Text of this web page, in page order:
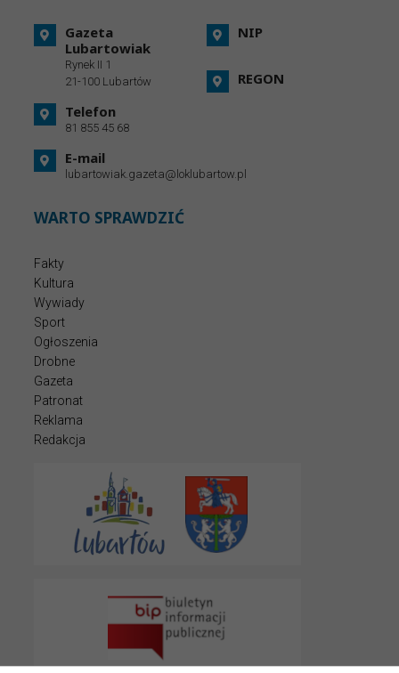
Gazeta
Lubartowiak
Rynek II 1
21-100 Lubartów
Telefon
81 855 45 68
E-mail
lubartowiak.gazeta@loklubartow.pl
NIP
REGON
WARTO SPRAWDZIĆ
Fakty
Kultura
Wywiady
Sport
Ogłoszenia
Drobne
Gazeta
Patronat
Reklama
Redakcja